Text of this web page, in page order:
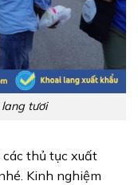
tươi
thủ tục xuất
Kinh nghiệm